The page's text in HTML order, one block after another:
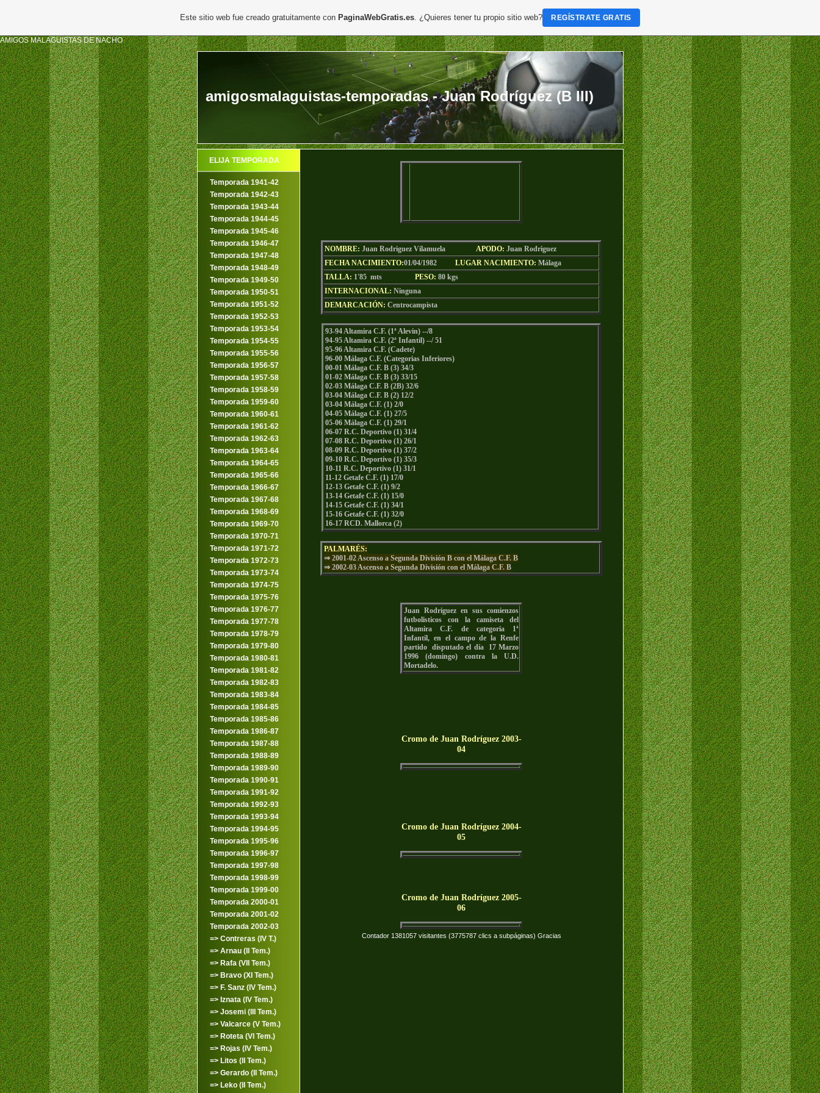
AMIGOS MALAGUISTAS DE NACHO
amigosmalaguistas-temporadas - Juan Rodríguez (B III)
ELIJA TEMPORADA
Temporada 1941-42
Temporada 1942-43
Temporada 1943-44
Temporada 1944-45
Temporada 1945-46
Temporada 1946-47
Temporada 1947-48
Temporada 1948-49
Temporada 1949-50
Temporada 1950-51
Temporada 1951-52
Temporada 1952-53
Temporada 1953-54
Temporada 1954-55
Temporada 1955-56
Temporada 1956-57
Temporada 1957-58
Temporada 1958-59
Temporada 1959-60
Temporada 1960-61
Temporada 1961-62
Temporada 1962-63
Temporada 1963-64
Temporada 1964-65
Temporada 1965-66
Temporada 1966-67
Temporada 1967-68
Temporada 1968-69
Temporada 1969-70
Temporada 1970-71
Temporada 1971-72
Temporada 1972-73
Temporada 1973-74
Temporada 1974-75
Temporada 1975-76
Temporada 1976-77
Temporada 1977-78
Temporada 1978-79
Temporada 1979-80
Temporada 1980-81
Temporada 1981-82
Temporada 1982-83
Temporada 1983-84
Temporada 1984-85
Temporada 1985-86
Temporada 1986-87
Temporada 1987-88
Temporada 1988-89
Temporada 1989-90
Temporada 1990-91
Temporada 1991-92
Temporada 1992-93
Temporada 1993-94
Temporada 1994-95
Temporada 1995-96
Temporada 1996-97
Temporada 1997-98
Temporada 1998-99
Temporada 1999-00
Temporada 2000-01
Temporada 2001-02
Temporada 2002-03
=> Contreras (IV T.)
=> Arnau (II Tem.)
=> Rafa (VII Tem.)
=> Bravo (XI Tem.)
=> F. Sanz (IV Tem.)
=> Iznata (IV Tem.)
=> Josemi (III Tem.)
=> Valcarce (V Tem.)
=> Roteta (VI Tem.)
=> Rojas (IV Tem.)
=> Litos (II Tem.)
=> Gerardo (II Tem.)
=> Leko (II Tem.)
NOMBRE: Juan Rodriguez Vilamuela APODO: Juan Rodriguez
FECHA NACIMIENTO:01/04/1982 LUGAR NACIMIENTO: Málaga
TALLA: 1'85 mts PESO: 80 kgs
INTERNACIONAL: Ninguna
DEMARCACIÓN: Centrocampista
93-94 Altamira C.F. (1ª Alevin) --/8
94-95 Altamira C.F. (2ª Infantil) --/ 51
95-96 Altamira C.F. (Cadete)
96-00 Málaga C.F. (Categorias Inferiores)
00-01 Málaga C.F. B (3) 34/3
01-02 Málaga C.F. B (3) 33/15
02-03 Málaga C.F. B (2B) 32/6
03-04 Málaga C.F. B (2) 12/2
03-04 Málaga C.F. (1) 2/0
04-05 Málaga C.F. (1) 27/5
05-06 Málaga C.F. (1) 29/1
06-07 R.C. Deportivo (1) 31/4
07-08 R.C. Deportivo (1) 26/1
08-09 R.C. Deportivo (1) 37/2
09-10 R.C. Deportivo (1) 35/3
10-11 R.C. Deportivo (1) 31/1
11-12 Getafe C.F. (1) 17/0
12-13 Getafe C.F. (1) 9/2
13-14 Getafe C.F. (1) 15/0
14-15 Getafe C.F. (1) 34/1
15-16 Getafe C.F. (1) 32/0
16-17 RCD. Mallorca (2)
PALMARÉS:
⇒ 2001-02 Ascenso a Segunda División B con el Málaga C.F. B
⇒ 2002-03 Ascenso a Segunda División con el Málaga C.F. B
Juan Rodriguez en sus comienzos
futbolisticos con la camiseta del
Altamira C.F. de categoria 1ª
Infantil, en el campo de la Renfe
partido disputado el día 17 Marzo
1996 (domingo) contra la U.D.
Mortadelo.
Cromo de Juan Rodríguez 2003-
04
Cromo de Juan Rodríguez 2004-
05
Cromo de Juan Rodríguez 2005-
06
Contador 1381057 visitantes (3775787 clics a subpáginas) Gracias
Este sitio web fue creado gratuitamente con PaginaWebGratis.es. ¿Quieres tener tu propio sitio web? REGÍSTRATE GRATIS